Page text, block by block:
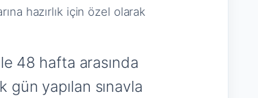
hazırlık için özel olarak
48 hafta arasında
yapılan sınavla